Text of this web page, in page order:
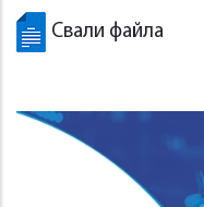
Свали файла